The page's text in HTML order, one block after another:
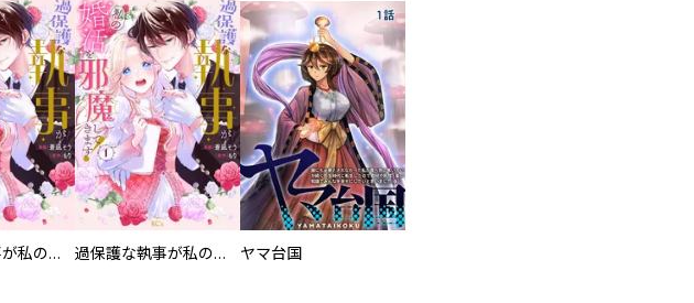
過保護な執事が私の婚活を邪魔してきます！ 分冊版 過保護な執事が私の婚活を邪魔してきます！ ヤマ台国